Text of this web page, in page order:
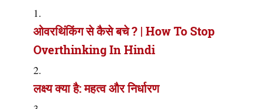
ओवरथिंकिंग से कैसे बचे ? | How To Stop
Overthinking In Hindi
लक्ष्य क्या है: महत्व और निर्धारण